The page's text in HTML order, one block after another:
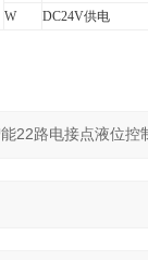
W
DC24V供电